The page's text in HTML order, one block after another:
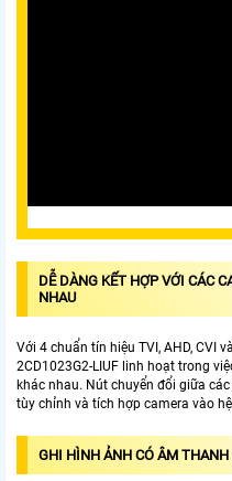
DỄ DÀNG KẾT HỢP VỚI CÁC
NHAU
Với 4 chuẩn tín hiệu TVI, AHD, CVI
2CD1023G2-LIUF linh hoạt trong
khác nhau. Nút chuyển đổi giữa
tùy chỉnh và tích hợp camera vào
GHI HÌNH ẢNH CÓ ÂM